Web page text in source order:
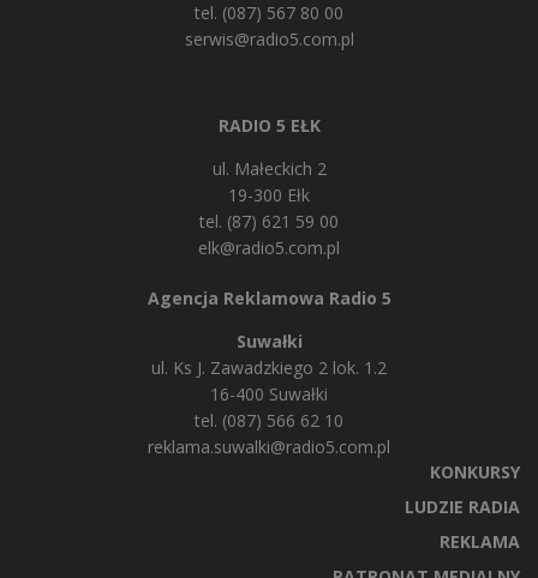
tel. (087) 567 80 00
serwis@radio5.com.pl
RADIO 5 EŁK
ul. Małeckich 2
19-300 Ełk
tel. (87) 621 59 00
elk@radio5.com.pl
Agencja Reklamowa Radio 5
Suwałki
ul. Ks J. Zawadzkiego 2 lok. 1.2
16-400 Suwałki
tel. (087) 566 62 10
reklama.suwalki@radio5.com.pl
KONKURSY
LUDZIE RADIA
REKLAMA